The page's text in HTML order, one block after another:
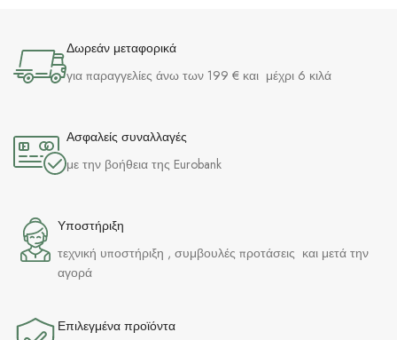
Δωρεάν μεταφορικά
για παραγγελίες άνω των 199 € και μέχρι 6 κιλά
Ασφαλείς συναλλαγές
με την βοήθεια της Eurobank
Υποστήριξη
τεχνική υποστήριξη , συμβουλές προτάσεις και μετά την
αγορά
Επιλεγμένα προϊόντα​